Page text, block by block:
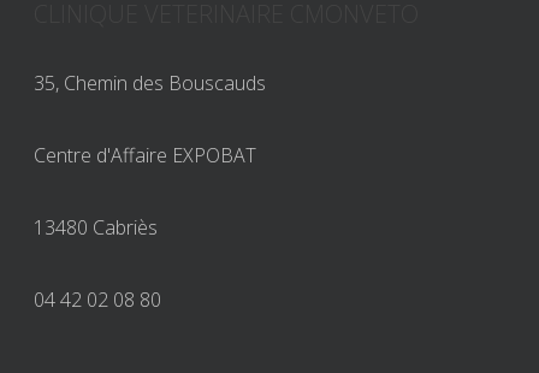
35, Chemin des Bouscauds
Centre d'Affaire EXPOBAT
13480 Cabriès
04 42 02 08 80